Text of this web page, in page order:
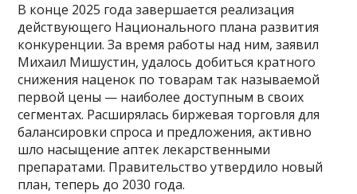
В конце 2025 года завершается реализация
действующего Национального плана развития
конкуренции. За время работы над ним, заявил
Михаил Мишустин, удалось добиться кратного
снижения наценок по товарам так называемой
первой цены — наиболее доступным в своих
сегментах. Расширялась биржевая торговля для
балансировки спроса и предложения, активно
шло насыщение аптек лекарственными
препаратами. Правительство утвердило новый
план, теперь до 2030 года.